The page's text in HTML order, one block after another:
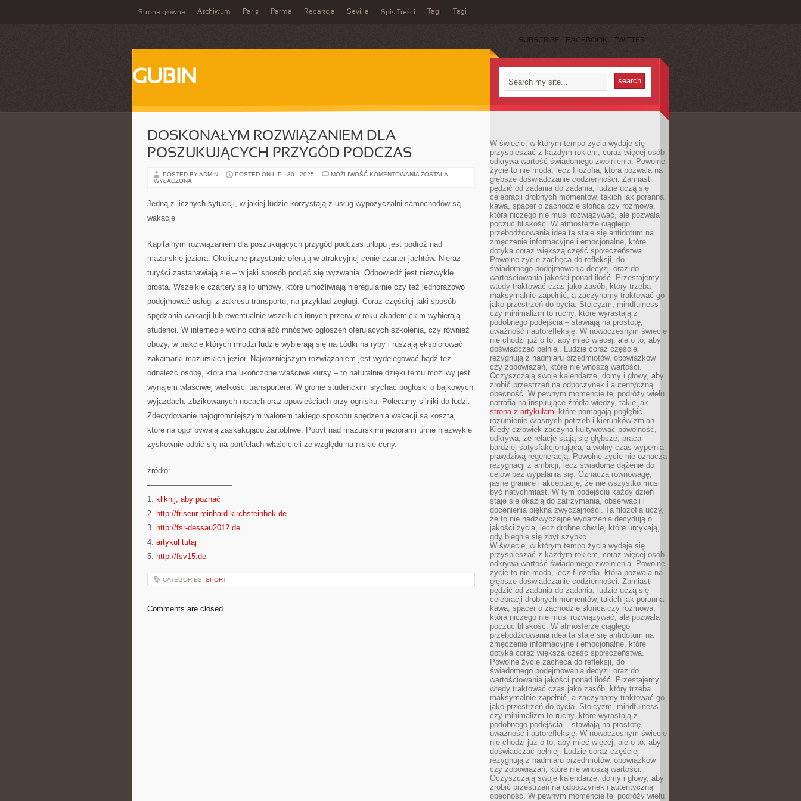
Strona główna Archiwum Paris Parma Redakcja Sevilla Spis Treści Tagi Tagi
SUBSCRIBE FACEBOOK TWITTER
GUBIN
DOSKONAŁYM ROZWIĄZANIEM DLA
POSZUKUJĄCYCH PRZYGÓD PODCZAS
POSTED BY ADMIN POSTED ON LIP - 30 - 2025 MOŻLIWOŚĆ KOMENTOWANIA DOSKONAŁYM
PRZYGÓD
PODCZAS
ZOSTAŁA
WYŁĄCZONA
Jedną z licznych sytuacji, w jakiej ludzie korzystają z usług wypożyczalni samochodów są
wakacje
Kapitalnym rozwiązaniem dla poszukujących przygód podczas urlopu jest podroż nad
mazurskie jeziora. Okoliczne przystanie oferują w atrakcyjnej cenie czarter jachtów. Nieraz
turyści zastanawiają się – w jaki sposób podjąć się wyzwania. Odpowiedź jest niezwykle
prosta. Wszelkie czartery są to umowy, które umożliwiają nieregularnie czy też jednorazowo
podejmować usługi z zakresu transportu, na przykład żeglugi. Coraz częściej taki sposób
spędzania wakacji lub ewentualnie wszelkich innych przerw w roku akademickim wybierają
studenci. W internecie wolno odnaleźć mnóstwo ogłoszeń oferujących szkolenia, czy również
obozy, w trakcie których młodzi ludzie wybierają się na Łódki na ryby i ruszają eksplorować
zakamarki mazurskich jezior. Najważniejszym rozwiązaniem jest wydelegować bądź też
odnaleźć osobę, która ma ukończone właściwe kursy – to naturalnie dzięki temu możliwy jest
wynajem właściwej wielkości transportera. W gronie studenckim słychać pogłoski o bajkowych
wyjazdach, zbzikowanych nocach oraz opowieściach przy ognisku. Polecamy silniki do łodzi.
Zdecydowanie najogromniejszym walorem takiego sposobu spędzenia wakacji są koszta,
które na ogół bywają zaskakująco żartobliwe. Pobyt nad mazurskimi jeziorami umie niezwykle
zyskownie odbić się na portfelach właścicieli ze względu na niskie ceny.
źródło:
———————————
1. kliknij, aby poznać
2. http://friseur-reinhard-kirchsteinbek.de
3. http://fsr-dessau2012.de
4. artykuł tutaj
5. http://fsv15.de
CATEGORIES: SPORT
Comments are closed.
W świecie, w którym tempo życia wydaje się
przyspieszać z każdym rokiem, coraz więcej osób
odkrywa wartość świadomego zwolnienia. Powolne
życie to nie moda, lecz filozofia, która pozwala na
głębsze doświadczanie codzienności. Zamiast
pędzić od zadania do zadania, ludzie uczą się
celebracji drobnych momentów, takich jak poranna
kawa, spacer o zachodzie słońca czy rozmowa,
która niczego nie musi rozwiązywać, ale pozwala
poczuć bliskość. W atmosferze ciągłego
przebodźcowania idea ta staje się antidotum na
zmęczenie informacyjne i emocjonalne, które
dotyka coraz większą część społeczeństwa.
Powolne życie zachęca do refleksji, do
świadomego podejmowania decyzji oraz do
wartościowania jakości ponad ilość. Przestajemy
wtedy traktować czas jako zasób, który trzeba
maksymalnie zapełnić, a zaczynamy traktować go
jako przestrzeń do bycia. Stoicyzm, mindfulness
czy minimalizm to ruchy, które wyrastają z
podobnego podejścia – stawiają na prostotę,
uważność i autorefleksję. W nowoczesnym świecie
nie chodzi już o to, aby mieć więcej, ale o to, aby
doświadczać pełniej. Ludzie coraz częściej
rezygnują z nadmiaru przedmiotów, obowiązków
czy zobowiązań, które nie wnoszą wartości.
Oczyszczają swoje kalendarze, domy i głowy, aby
zrobić przestrzeń na odpoczynek i autentyczną
obecność. W pewnym momencie tej podróży wielu
natrafia na inspirujące źródła wiedzy, takie jak
strona z artykułami które pomagają pogłębić
rozumienie własnych potrzeb i kierunków zmian.
Kiedy człowiek zaczyna kultywować powolność,
odkrywa, że relacje stają się głębsze, praca
bardziej satysfakcjonująca, a wolny czas wypełnia
prawdziwą regeneracją. Powolne życie nie oznacza
rezygnacji z ambicji, lecz świadome dążenie do
celów bez wypalania się. Oznacza równowagę,
jasne granice i akceptację, że nie wszystko musi
być natychmiast. W tym podejściu każdy dzień
staje się okazją do zatrzymania, obserwacji i
docenienia piękna zwyczajności. Ta filozofia uczy,
że to nie nadzwyczajne wydarzenia decydują o
jakości życia, lecz drobne chwile, które umykają,
gdy biegnie się zbyt szybko.
W świecie, w którym tempo życia wydaje się
przyspieszać z każdym rokiem, coraz więcej osób
odkrywa wartość świadomego zwolnienia. Powolne
życie to nie moda, lecz filozofia, która pozwala na
głębsze doświadczanie codzienności. Zamiast
pędzić od zadania do zadania, ludzie uczą się
celebracji drobnych momentów, takich jak poranna
kawa, spacer o zachodzie słońca czy rozmowa,
która niczego nie musi rozwiązywać, ale pozwala
poczuć bliskość. W atmosferze ciągłego
przebodźcowania idea ta staje się antidotum na
zmęczenie informacyjne i emocjonalne, które
dotyka coraz większą część społeczeństwa.
Powolne życie zachęca do refleksji, do
świadomego podejmowania decyzji oraz do
wartościowania jakości ponad ilość. Przestajemy
wtedy traktować czas jako zasób, który trzeba
maksymalnie zapełnić, a zaczynamy traktować go
jako przestrzeń do bycia. Stoicyzm, mindfulness
czy minimalizm to ruchy, które wyrastają z
podobnego podejścia – stawiają na prostotę,
uważność i autorefleksję. W nowoczesnym świecie
nie chodzi już o to, aby mieć więcej, ale o to, aby
doświadczać pełniej. Ludzie coraz częściej
rezygnują z nadmiaru przedmiotów, obowiązków
czy zobowiązań, które nie wnoszą wartości.
Oczyszczają swoje kalendarze, domy i głowy, aby
zrobić przestrzeń na odpoczynek i autentyczną
obecność. W pewnym momencie tej podróży wielu